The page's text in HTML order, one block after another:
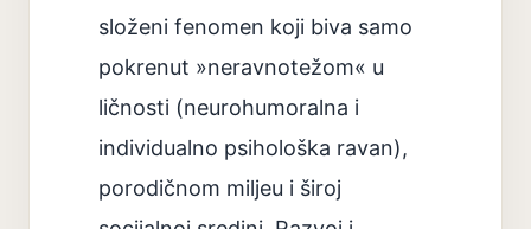
složeni fenomen koji biva samo
pokrenut »neravnotežom« u
ličnosti (neurohumoralna i
individualno psihološka ravan),
porodičnom miljeu i široj